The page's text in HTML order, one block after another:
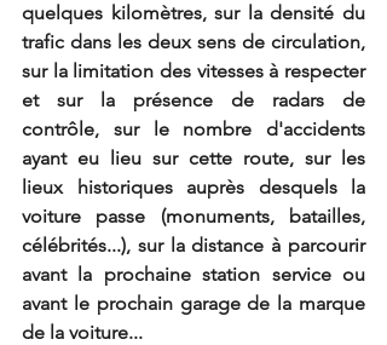
quelques kilomètres, sur la densité du
trafic dans les deux sens de circulation,
sur la limitation des vitesses à respecter
et sur la présence de radars de
contrôle, sur le nombre d'accidents
ayant eu lieu sur cette route, sur les
lieux historiques auprès desquels la
voiture passe (monuments, batailles,
célébrités...), sur la distance à parcourir
avant la prochaine station service ou
avant le prochain garage de la marque
de la voiture...